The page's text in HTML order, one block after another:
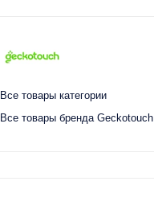
Все товары категории
Все товары бренда Geckotouch